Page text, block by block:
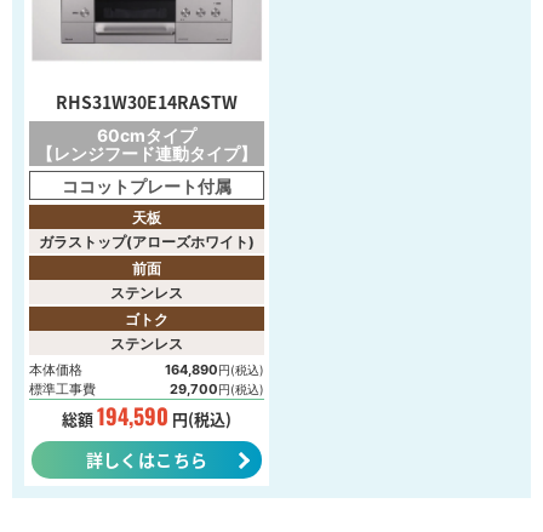
RHS31W30E14RASTW
60cmタイプ
【レンジフード連動タイプ】
ココットプレート付属
天板
ガラストップ(アローズホワイト)
前面
ステンレス
ゴトク
ステンレス
本体価格 164,890円(税込)
標準工事費 29,700円(税込)
総額194,590 円(税込)
詳しくはこちら